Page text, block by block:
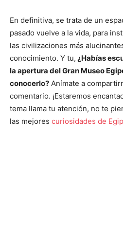
En definitiva, se trata de un
pasado vuelve a la vida, para
las civilizaciones más
conocimiento. Y tu, ¿Habías
la apertura del Gran Museo
conocerlo? Anímate a
comentario. ¡Estaremos
tema llama tu atención, no te
las mejores curiosidades de